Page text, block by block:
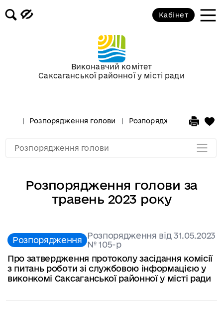
Виконавчий комітет
Саксаганської районної у місті ради
Кабінет
Розпорядження голови Розпорядження голови
Розпорядження голови за
травень 2023 року
Розпорядження Розпорядження від 31.05.2023
№ 105-р
Про затвердження протоколу засідання комісії
з питань роботи зі службовою інформацією у
виконкомі Саксаганської районної у місті ради
Розпорядження голови
Розпорядження голови за 2017 рік